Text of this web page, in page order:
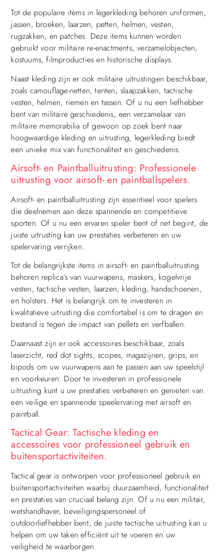
Tot de populaire items in legerkleding behoren uniformen,
jassen, broeken, laarzen, petten, helmen, vesten,
rugzakken, en patches. Deze items kunnen worden
gebruikt voor militaire re-enactments, verzamelobjecten,
kostuums, filmproducties en historische displays.
Naast kleding zijn er ook militaire uitrustingen beschikbaar,
zoals camouflage-netten, tenten, slaapzakken, tactische
vesten, helmen, riemen en tassen. Of u nu een liefhebber
bent van militaire geschiedenis, een verzamelaar van
militaire memorabilia of gewoon op zoek bent naar
hoogwaardige kleding en uitrusting, legerkleding biedt
een unieke mix van functionaliteit en geschiedenis.
Airsoft- en Paintballuitrusting: Professionele
uitrusting voor airsoft- en paintballspelers.
Airsoft- en paintballuitrusting zijn essentieel voor spelers
die deelnemen aan deze spannende en competitieve
sporten. Of u nu een ervaren speler bent of net begint, de
juiste uitrusting kan uw prestaties verbeteren en uw
spelervaring verrijken.
Tot de belangrijkste items in airsoft- en paintballuitrusting
behoren replica’s van vuurwapens, maskers, kogelvrije
vesten, tactische vesten, laarzen, kleding, handschoenen,
en holsters. Het is belangrijk om te investeren in
kwalitatieve uitrusting die comfortabel is om te dragen en
bestand is tegen de impact van pellets en verfballen.
Daarnaast zijn er ook accessoires beschikbaar, zoals
laserzicht, red dot sights, scopes, magazijnen, grips, en
bipods om uw vuurwapens aan te passen aan uw speelstijl
en voorkeuren. Door te investeren in professionele
uitrusting kunt u uw prestaties verbeteren en genieten van
een veilige en spannende speelervaring met airsoft en
paintball.
Tactical Gear: Tactische kleding en
accessoires voor professioneel gebruik en
buitensportactiviteiten.
Tactical gear is ontworpen voor professioneel gebruik en
buitensportactiviteiten waarbij duurzaamheid, functionaliteit
en prestaties van cruciaal belang zijn. Of u nu een militair,
wetshandhaver, beveiligingspersoneel of
outdoorliefhebber bent, de juiste tactische uitrusting kan u
helpen om uw taken efficiënt uit te voeren en uw
veiligheid te waarborgen.